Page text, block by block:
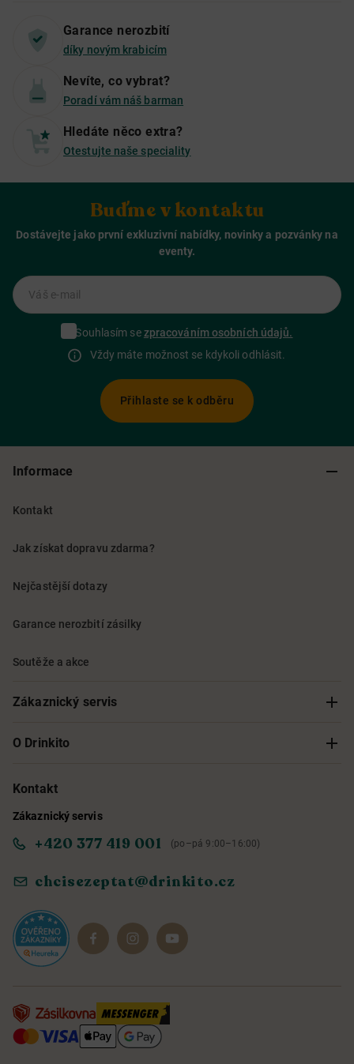
Garance nerozbití
díky novým krabicím
Nevíte, co vybrat?
Poradí vám náš barman
Hledáte něco extra?
Otestujte naše speciality
Buďme v kontaktu
Dostávejte jako první exkluzivní nabídky, novinky a pozvánky na
eventy.
Váš e-mail
Souhlasím sezpracováním osobních údajů.
Vždy máte možnost se kdykoli odhlásit.
Přihlaste se k odběru
Informace
Kontakt
Jak získat dopravu zdarma?
Nejčastější dotazy
Garance nerozbití zásilky
Soutěže a akce
Zákaznický servis
Sledování objednávky
Obchodní podmínky
Ochrana osobních údajů
Reklamace a vrácení
O Drinkito
O nás
Informace o přístupnosti služby
Dárkové sady
Kontakt
Zákaznický servis
+420 377 419 001 (po–pá 9:00–16:00)
chcisezeptat@drinkito.cz